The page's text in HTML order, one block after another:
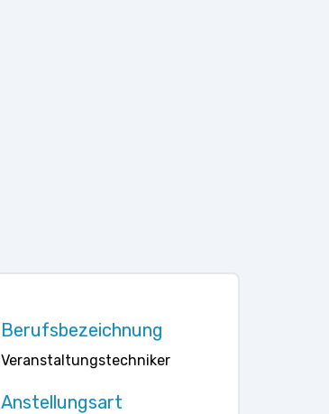
Berufsbezeichnung
Veranstaltungstechniker
Anstellungsart